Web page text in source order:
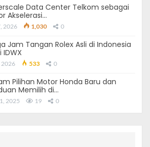
adalah opsi pembayaran pajak
lebih lama daripada
Beberapa negara menawarkan
bagi pemilik kendaraan untuk
pembayaran pajak dan
administratif.
Biaya Pajak
mobil lima tahunan melibatkan
Data Center Telkom sebagai
Akselerasi…
2026 1,030 0
Jam Tangan Rolex Asli di Indonesia
IDWX
2026 533 0
Pilihan Motor Honda Baru dan
Memilih di…
2025 19 0